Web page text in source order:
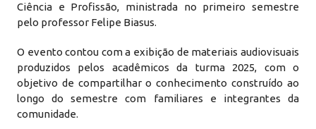
Ciência e Profissão, ministrada no primeiro semestre
pelo professor Felipe Biasus.
O evento contou com a exibição de materiais audiovisuais
produzidos pelos acadêmicos da turma 2025, com o
objetivo de compartilhar o conhecimento construído ao
longo do semestre com familiares e integrantes da
comunidade.